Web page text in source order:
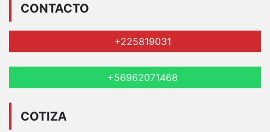
CONTACTO
+225819031
+56962071468
COTIZA